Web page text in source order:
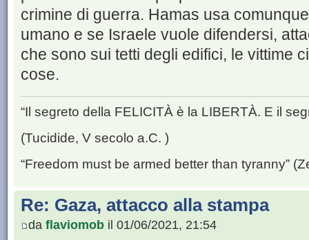
crimine di guerra. Hamas usa
umano e se Israele vuole difendersi,
che sono sui tetti degli edifici, le vittime
cose.
“Il segreto della FELICITÀ è la LIBERTÀ. E il
(Tucidide, V secolo a.C. )
“Freedom must be armed better than tyranny”
Re: Gaza, attacco alla stampa
da flaviomob il 01/06/2021, 21:54